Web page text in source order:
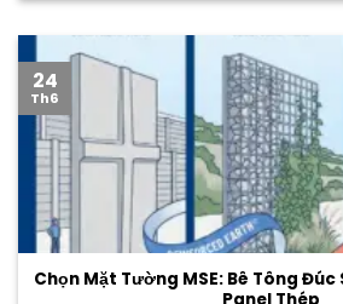
Chọn Mặt Tường MSE: Bê Tông Đúc
Panel Thép
24
Th6